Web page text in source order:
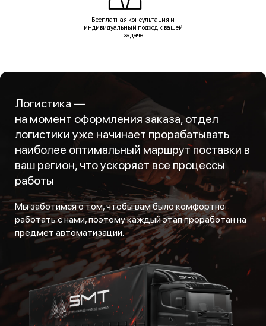
Бесплатная консультация и
индивидуальный подход к вашей
задаче
Логистика —
на момент оформления заказа, отдел
логистики уже начинает прорабатывать
наиболее оптимальный маршрут поставки в
ваш регион, что ускоряет все процессы
работы
Мы заботимся о том, чтобы вам было комфортно
работать с нами, поэтому каждый этап проработан на
предмет автоматизации.